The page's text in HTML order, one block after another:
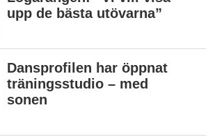
upp de bästa utövarna”
Dansprofilen har öppnat
träningsstudio – med
sonen